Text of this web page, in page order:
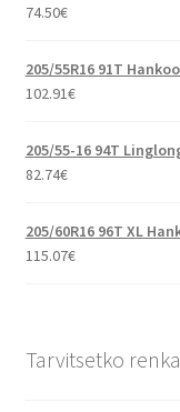
74.50€
205/55R16 91T
102.91€
205/55-16 94T
82.74€
205/60R16 96T XL
115.07€
Tarvitsetko